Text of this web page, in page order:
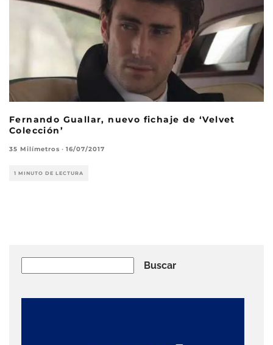
Fernando Guallar, nuevo fichaje de ‘Velvet
Colección’
35 Milímetros · 16/07/2017
1 MINUTO DE LECTURA
Buscar